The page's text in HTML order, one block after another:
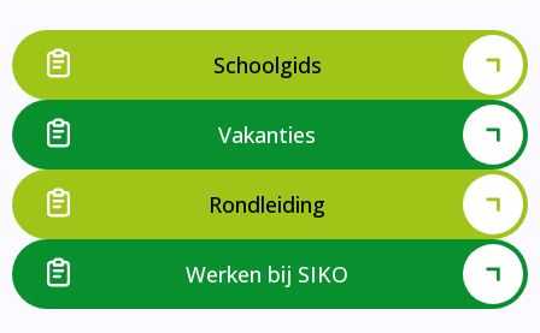
Schoolgids
Vakanties
Rondleiding
Werken bij SIKO